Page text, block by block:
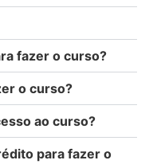
fazer o curso?
o curso?
ao curso?
para fazer o